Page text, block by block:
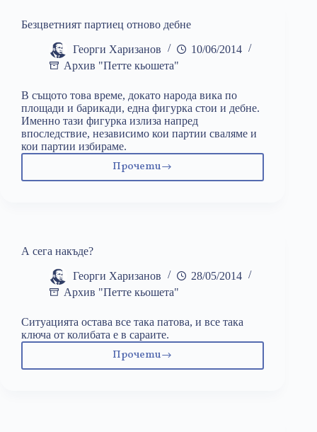
Безцветният партиец отново дебне
Георги Харизанов
10/06/2014
Архив "Петте кьошета"
В същото това време, докато народа вика по
площади и барикади, една фигурка стои и дебне.
Именно тази фигурка излиза напред
впоследствие, независимо кои партии сваляме и
кои партии избираме.
ПрочетиБезцветният
А сега накъде?
Георги Харизанов
28/05/2014
Архив "Петте кьошета"
Ситуацията остава все така патова, и все така
ключа от колибата е в сараите.
Прочети
А